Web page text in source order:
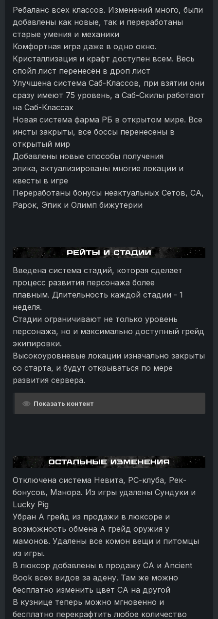
Ребаланс всех классов. Изменений много, были
добавлены как новые, так и переработаны
старые умения и механики
Комфортная игра даже в одно окно.
Кристаллизация и крафт доступен всем. Весь
спойл лист перенесён в дроп лист
Улучшена система Саб-Классов, при взятии они
сразу имеют 75 уровень, а Саб-Скилы работают
на Саб-Классах
Новая система фарма РБ в открытом мире. Все
инсты закрыты, все боссы перенесены в
открытый мир
Добавлены новые способы получения
эпика, актуализированы многие локации и
квесты в игре
Переработаны бонусы неактуальных Сетов, СА,
Рарок, Эпик и Олимп бижутерии
Введена система стадий, которая сделает
процесс развития персонажа более
плавным. Длительность каждой стадии - 1
неделя.
Стадии ограничивают не только уровень
персонажа, но и максимально доступный грейд
экипировки.
Высокоуровневые локации изначально закрыты
со старта, и будут открываться по мере
развития сервера.
Показать контент
Отключена система Невита, РС-клуба, Рек-
бонусов, Манора. Из игры удалены Сундуки и
Lucky Pig
Убран А грейд из продажи в люксоре и
возможность обмена А грейд оружия у
мамонов. Удалены все комон вещи и питомцы
из игры.
В люксор добавлены в продажу СА и Ancient
Book всех видов за адену. Там же можно
бесплатно изменить цвет СА на другой
В кузнице теперь можно мгновенно и
бесплатно перекрафтить любое количество